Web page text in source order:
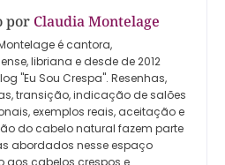
por Claudia Montelage
é cantora,
libriana e desde de 2012
"Eu Sou Crespa". Resenhas,
transição, indicação de salões
exemplos reais, aceitação e
do cabelo natural fazem parte
abordados nesse espaço